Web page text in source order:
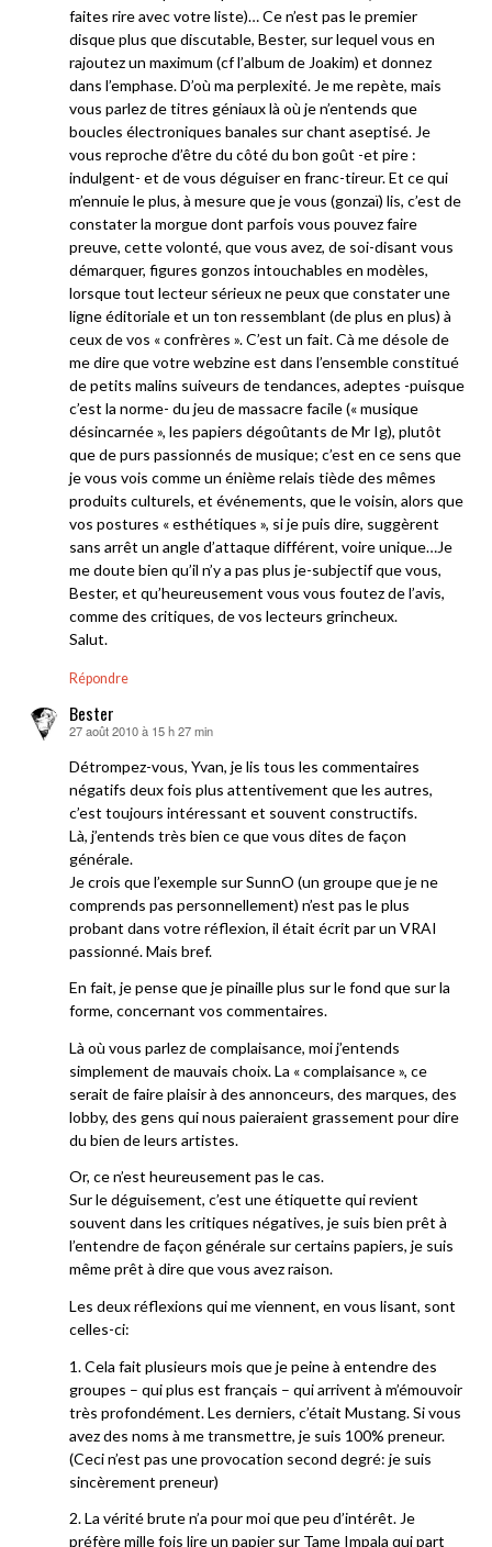
faites rire avec votre liste)… Ce n’est pas le premier
disque plus que discutable, Bester, sur lequel vous en
rajoutez un maximum (cf l’album de Joakim) et donnez
dans l’emphase. D’où ma perplexité. Je me repète, mais
vous parlez de titres géniaux là où je n’entends que
boucles électroniques banales sur chant aseptisé. Je
vous reproche d’être du côté du bon goût -et pire :
indulgent- et de vous déguiser en franc-tireur. Et ce qui
m’ennuie le plus, à mesure que je vous (gonzaï) lis, c’est de
constater la morgue dont parfois vous pouvez faire
preuve, cette volonté, que vous avez, de soi-disant vous
démarquer, figures gonzos intouchables en modèles,
lorsque tout lecteur sérieux ne peux que constater une
ligne éditoriale et un ton ressemblant (de plus en plus) à
ceux de vos « confrères ». C’est un fait. Cà me désole de
me dire que votre webzine est dans l’ensemble constitué
de petits malins suiveurs de tendances, adeptes -puisque
c’est la norme- du jeu de massacre facile (« musique
désincarnée », les papiers dégoûtants de Mr Ig), plutôt
que de purs passionnés de musique; c’est en ce sens que
je vous vois comme un énième relais tiède des mêmes
produits culturels, et événements, que le voisin, alors que
vos postures « esthétiques », si je puis dire, suggèrent
sans arrêt un angle d’attaque différent, voire unique…Je
me doute bien qu’il n’y a pas plus je-subjectif que vous,
Bester, et qu’heureusement vous vous foutez de l’avis,
comme des critiques, de vos lecteurs grincheux.
Salut.
Répondre
Bester
dit :
27 août 2010 à 15 h 27 min
Détrompez-vous, Yvan, je lis tous les commentaires
négatifs deux fois plus attentivement que les autres,
c’est toujours intéressant et souvent constructifs.
Là, j’entends très bien ce que vous dites de façon
générale.
Je crois que l’exemple sur SunnO (un groupe que je ne
comprends pas personnellement) n’est pas le plus
probant dans votre réflexion, il était écrit par un VRAI
passionné. Mais bref.
En fait, je pense que je pinaille plus sur le fond que sur la
forme, concernant vos commentaires.
Là où vous parlez de complaisance, moi j’entends
simplement de mauvais choix. La « complaisance », ce
serait de faire plaisir à des annonceurs, des marques, des
lobby, des gens qui nous paieraient grassement pour dire
du bien de leurs artistes.
Or, ce n’est heureusement pas le cas.
Sur le déguisement, c’est une étiquette qui revient
souvent dans les critiques négatives, je suis bien prêt à
l’entendre de façon générale sur certains papiers, je suis
même prêt à dire que vous avez raison.
Les deux réflexions qui me viennent, en vous lisant, sont
celles-ci:
1. Cela fait plusieurs mois que je peine à entendre des
groupes – qui plus est français – qui arrivent à m’émouvoir
très profondément. Les derniers, c’était Mustang. Si vous
avez des noms à me transmettre, je suis 100% preneur.
(Ceci n’est pas une provocation second degré: je suis
sincèrement preneur)
2. La vérité brute n’a pour moi que peu d’intérêt. Je
préfère mille fois lire un papier sur Tame Impala qui part